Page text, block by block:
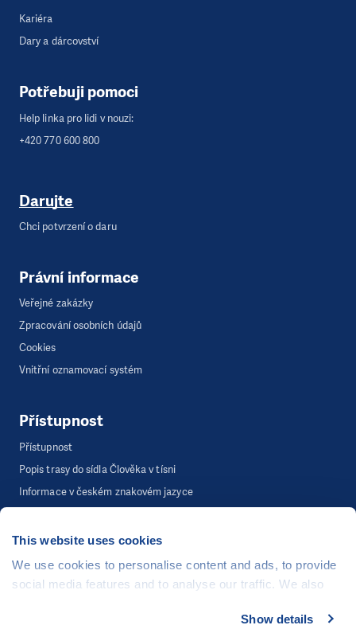
This website uses cookies
We use cookies to personalise content and ads, to provide
social media features and to analyse our traffic. We also
media, advertising and analytics partners who may
Show details
Kariéra
Dary a dárcovství
Potřebuji pomoci
Help linka pro lidi v nouzi:
+420 770 600 800
Darujte
Chci potvrzení o daru
Právní informace
Veřejné zakázky
Zpracování osobních údajů
Cookies
Vnitřní oznamovací systém
Přístupnost
Přístupnost
Popis trasy do sídla Člověka v tísni
Informace v českém znakovém jazyce
Webová stránka běží na bezplatně poskytnutém server hostingu od
CZECHIA.COM. Děkujeme.